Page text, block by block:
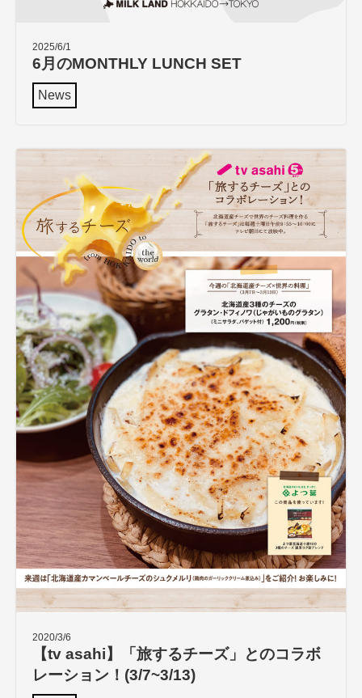
2025/6/1
6月のMONTHLY LUNCH SET
News
2020/3/6
【tv asahi】「旅するチーズ」とのコラボ
レーション！(3/7~3/13)